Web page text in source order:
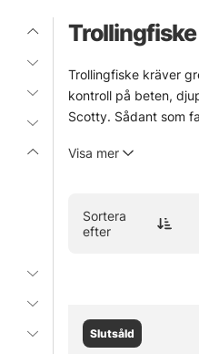
Trollingfiske
Trollingfiske kräver
kontroll på beten,
Scotty. Sådant som
Ett stabilt fäste, rätt
vatten och fiskesätt,
Vanliga frågor
Visa mer
Sortera
efter
Slutsåld